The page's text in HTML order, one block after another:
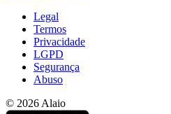
Legal
Termos
Privacidade
LGPD
Segurança
Abuso
© 2026 Alaio